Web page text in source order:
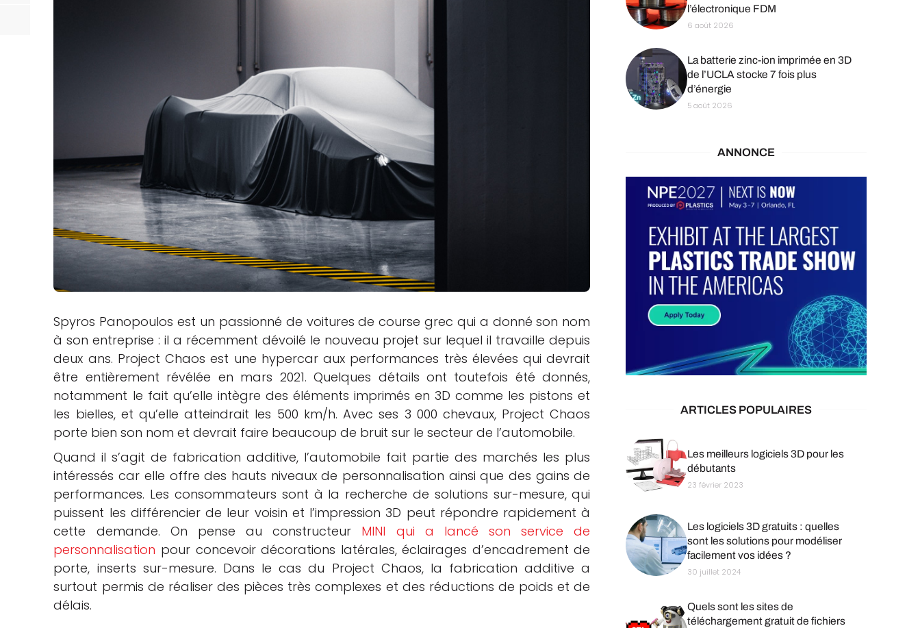
Scanners 3D
Spyros Panopoulos est un passionné de voitures de course grec qui a donné son nom
à son entreprise : il a récemment dévoilé le nouveau projet sur lequel il travaille depuis
deux ans. Project Chaos est une hypercar aux performances très élevées qui devrait
être entièrement révélée en mars 2021. Quelques détails ont toutefois été donnés,
notamment le fait qu’elle intègre des éléments imprimés en 3D comme les pistons et
les bielles, et qu’elle atteindrait les 500 km/h. Avec ses 3 000 chevaux, Project Chaos
porte bien son nom et devrait faire beaucoup de bruit sur le secteur de l’automobile.
Quand il s’agit de fabrication additive, l’automobile fait partie des marchés les plus
intéressés car elle offre des hauts niveaux de personnalisation ainsi que des gains de
performances. Les consommateurs sont à la recherche de solutions sur-mesure, qui
puissent les différencier de leur voisin et l’impression 3D peut répondre rapidement à
cette demande. On pense au constructeur MINI qui a lancé son service de
personnalisation pour concevoir décorations latérales, éclairages d’encadrement de
porte, inserts sur-mesure. Dans le cas du Project Chaos, la fabrication additive a
surtout permis de réaliser des pièces très complexes et des réductions de poids et de
délais.
l’électronique FDM
6 août 2026
La batterie zinc-ion imprimée en 3D
de l’UCLA stocke 7 fois plus
d’énergie
5 août 2026
ANNONCE
ARTICLES POPULAIRES
Les meilleurs logiciels 3D pour les
débutants
23 février 2023
Les logiciels 3D gratuits : quelles
sont les solutions pour modéliser
facilement vos idées ?
30 juillet 2024
Quels sont les sites de
téléchargement gratuit de fichiers